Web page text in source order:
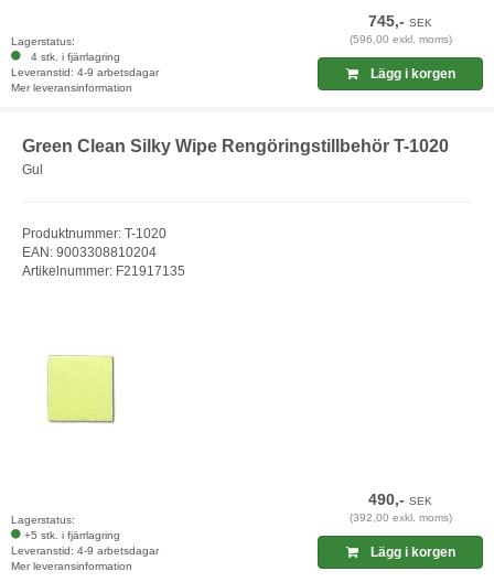
Lagerstatus:
4 stk. i fjärrlagring
Leveranstid: 4-9 arbetsdagar
Mer leveransinformation
745,-SEK
(596,00 exkl. moms)
Lägg i korgen
Green Clean Silky Wipe Rengöringstillbehör T-1020
Gul
Produktnummer: T-1020
EAN: 9003308810204
Artikelnummer: F21917135
Lagerstatus:
+5 stk. i fjärrlagring
Leveranstid: 4-9 arbetsdagar
Mer leveransinformation
490,-SEK
(392,00 exkl. moms)
Lägg i korgen